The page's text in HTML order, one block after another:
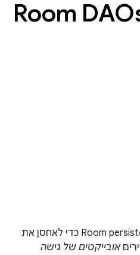
כשמשתמשים בספריית Room persistence כדי לאחסן את
אובייקטים של גישה